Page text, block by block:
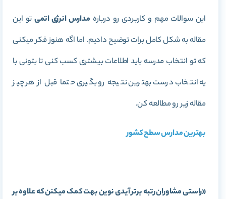
این سوالات مهم و کاربردی رو درباره مدارس انرژی اتمیتو این
مقاله به شکل کامل برات توضیح دادیم. اما اگه هنوز فکر میکنی
که تو انتخاب مدرسه باید اطلاعات بیشتری کسب کنی تا بتونی با
یه انتخاب درست بهترین نتیجه رو بگیری حتما قبل از هر چیز
مقاله زیر رو مطالعه کن.
بهترین مدارس سطح کشور
«راستی مشاوران رتبه برتر آیدی نوین بهت کمک میکنن که علاوه بر